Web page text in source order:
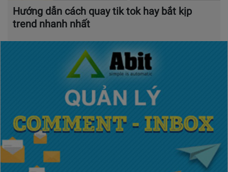
Hướng dẫn cách quay tik tok hay bắt kịp
trend nhanh nhất